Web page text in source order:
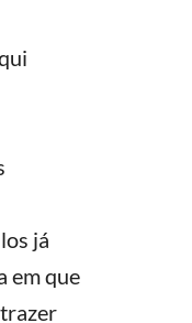
já
em que